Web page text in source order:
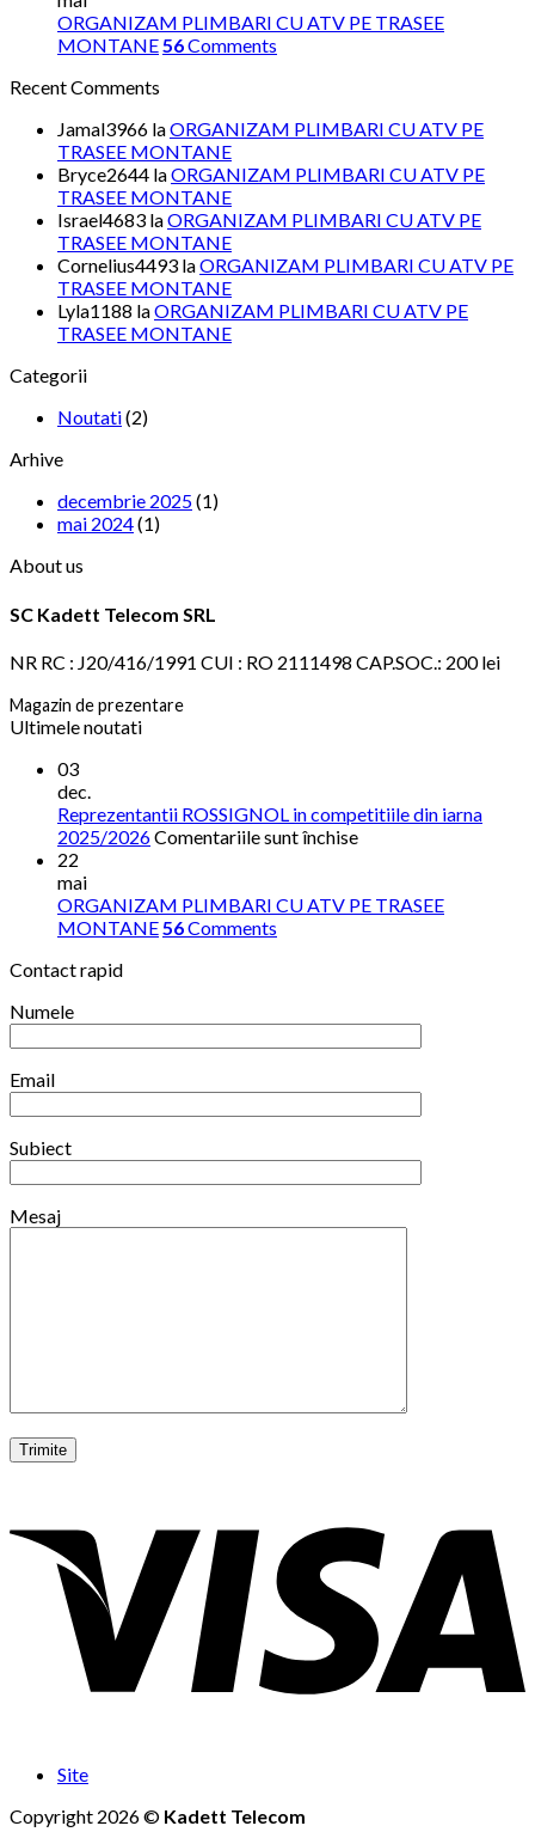
in
ORGANIZAM PLIMBARI CU ATV PE TRASEE
MONTANE56Comments
Recent Comments
Jamal3966 laORGANIZAM PLIMBARI CU ATV PE
TRASEE MONTANE
Bryce2644 laORGANIZAM PLIMBARI CU ATV PE
TRASEE MONTANE
Israel4683 laORGANIZAM PLIMBARI CU ATV PE
TRASEE MONTANE
Cornelius4493 laORGANIZAM PLIMBARI CU ATV PE
TRASEE MONTANE
Lyla1188 laORGANIZAM PLIMBARI CU ATV PE
TRASEE MONTANE
Categorii
Noutati(2)
Arhive
decembrie 2025(1)
mai 2024(1)
About us
SC Kadett Telecom SRL
NR RC : J20/416/1991 CUI : RO 2111498 CAP.SOC.: 200 lei
Magazin de prezentare
Ultimele noutati
03
dec.
Reprezentantii ROSSIGNOL in competitiile din iarna
2025/2026Comentariile sunt închisepentru
in
22
mai
ORGANIZAM PLIMBARI CU ATV PE TRASEE
MONTANE56Comments
Contact rapid
Numele
Email
Subiect
Mesaj
Site
Copyright 2026 © Kadett Telecom